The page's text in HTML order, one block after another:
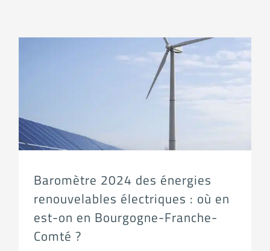
Baromètre 2024 des énergies
renouvelables électriques : où en
est-on en Bourgogne-Franche-
Comté ?